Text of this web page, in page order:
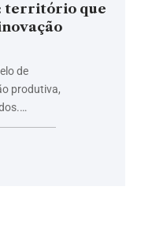
território que
de
produtiva,